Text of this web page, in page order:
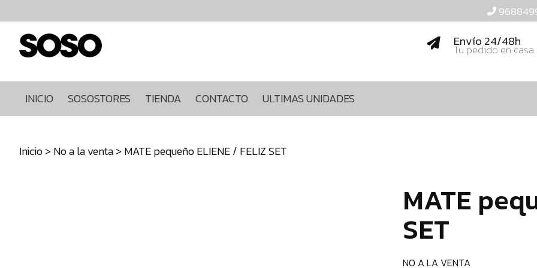
Envío 24/48h
Tu pedido en casa
INICIO SOSOSTORES TIENDA CONTACTO ULTIMAS UNIDADES
Inicio
Sosostores
Contacto
Ultimas
640271930
Inicio> No a la venta> MATE pequeño ELIENE / FELIZ SET
MATE
SET
NO A LA VENTA